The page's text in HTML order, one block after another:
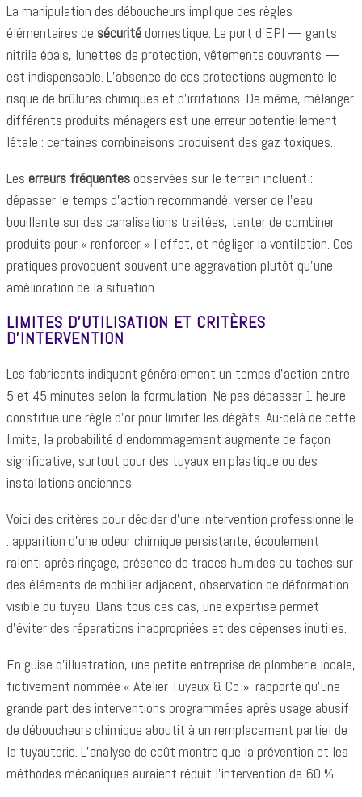
La manipulation des déboucheurs implique des règles
élémentaires de sécuritédomestique. Le port d’EPI — gants
nitrile épais, lunettes de protection, vêtements couvrants —
est indispensable. L’absence de ces protections augmente le
risque de brûlures chimiques et d’irritations. De même, mélanger
différents produits ménagers est une erreur potentiellement
létale : certaines combinaisons produisent des gaz toxiques.
Les erreurs fréquentesobservées sur le terrain incluent :
dépasser le temps d’action recommandé, verser de l’eau
bouillante sur des canalisations traitées, tenter de combiner
produits pour « renforcer » l’effet, et négliger la ventilation. Ces
pratiques provoquent souvent une aggravation plutôt qu’une
amélioration de la situation.
LIMITES D’UTILISATION ET CRITÈRES
D’INTERVENTION
Les fabricants indiquent généralement un temps d’action entre
5 et 45 minutes selon la formulation. Ne pas dépasser 1 heure
constitue une règle d’or pour limiter les dégâts. Au-delà de cette
limite, la probabilité d’endommagement augmente de façon
significative, surtout pour des tuyaux en plastique ou des
installations anciennes.
Voici des critères pour décider d’une intervention professionnelle
: apparition d’une odeur chimique persistante, écoulement
ralenti après rinçage, présence de traces humides ou taches sur
des éléments de mobilier adjacent, observation de déformation
visible du tuyau. Dans tous ces cas, une expertise permet
d’éviter des réparations inappropriées et des dépenses inutiles.
En guise d’illustration, une petite entreprise de plomberie locale,
fictivement nommée « Atelier Tuyaux & Co », rapporte qu’une
grande part des interventions programmées après usage abusif
de déboucheurs chimique aboutit à un remplacement partiel de
la tuyauterie. L’analyse de coût montre que la prévention et les
méthodes mécaniques auraient réduit l’intervention de 60 %.